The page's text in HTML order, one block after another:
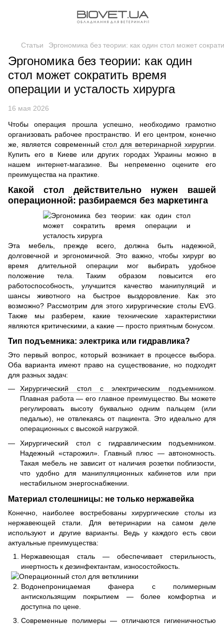
Статьи Эргономика без теории: как один стол может
Эргономика без теории: как один
стол может сократить время
операции и усталость хирурга
16 мая 2026
Чтобы операция прошла успешно, необходимо грамотно
организовать рабочее пространство. И его центром, конечно
же, является современный стол для ветеринарной хирургии
Купить его в Киеве или других городах Украины можно в
нашем интернет-магазине. Вы непременно оцените его
преимущества на практике.
Какой стол действительно нужен вашей
операционной: разбираемся без маркетинга
Эта мебель, прежде всего, должна быть надежной,
долговечной и эргономичной. Это важно, чтобы хирург во
время длительной операции мог выбирать удобное
положение тела. Таким образом повысится его
работоспособность, улучшится качество манипуляций и
шансы животного на быстрое выздоровление. Как это
возможно? Рассмотрим для этого хирургические столы EVG.
Также мы разберем, какие технические характеристики
являются критическими, а какие — просто приятным бонусом.
Тип подъемника: электрика или гидравлика?
Это первый вопрос, который возникает в процессе выбора.
Оба варианта имеют право на существование, но подходят
для разных задач:
Хирургический стол с электрическим подъемником.
Плавная работа — его главное преимущество. Вы можете
регулировать высоту буквально одним пальцем (или
педалью), не отвлекаясь от пациента. Это идеально для
операционных с высокой нагрузкой.
Хирургический стол с гидравлическим подъемником.
Надежный «старожил». Главный плюс — автономность.
Такая мебель не зависит от наличия розетки поблизости,
что удобно для манипуляционных кабинетов или при
нестабильном энергоснабжении.
Материал столешницы: не только нержавейка
Конечно, наиболее востребованы хирургические столы из
нержавеющей стали. Для ветеринарии на самом деле
используют и другие варианты. Ведь у каждого есть свои
актуальные преимущества:
Нержавеющая сталь — обеспечивает стерильность,
инертность к дезинфектантам, износостойкость.
Водонепроницаемая фанера с полимерным
антискользящим покрытием — более комфортна и
доступна по цене.
Современные полимеры — отличаются гигиеничностью